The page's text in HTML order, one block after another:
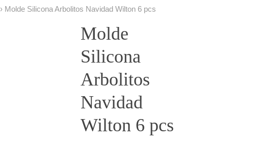
› Molde Silicona Arbolitos Navidad Wilton 6 pcs
Molde
Silicona
Arbolitos
Navidad
Wilton 6 pcs